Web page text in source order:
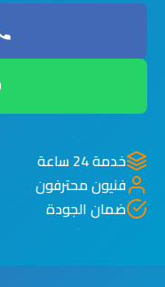
خدمة 24 ساعة
فنيون محترفون
ضمان الجودة